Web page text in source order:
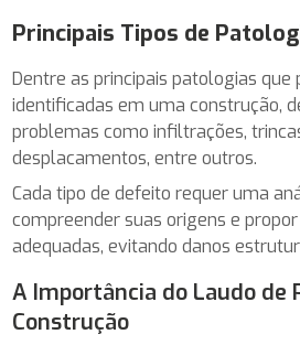
Principais Tipos de
Dentre as principais patologias que
identificadas em uma construção,
problemas como infiltrações,
desplacamentos, entre outros.
Cada tipo de defeito requer uma
compreender suas origens e
adequadas, evitando danos
A Importância do Laudo de
Construção